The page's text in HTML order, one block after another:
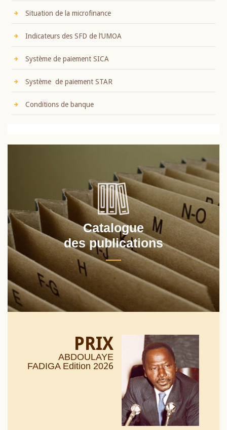
Situation de la microfinance
Indicateurs des SFD de l’UMOA
Système de paiement SICA
Système de paiement STAR
Conditions de banque
Catalogue
des publications
PRIX
ABDOULAYE
FADIGA Edition 2026